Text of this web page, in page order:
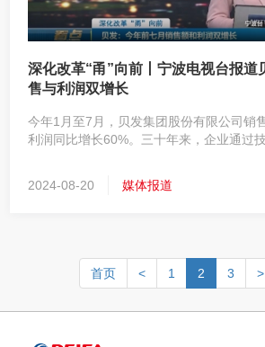
深化改革“甬”向前丨宁波电视台报道
售与利润双增长
今年1月至7月，贝发集团股份有限公司销
利润同比增长60%。三十年来，企业通过
2024-08-20 媒体报道
首页 < 1 2 3 >